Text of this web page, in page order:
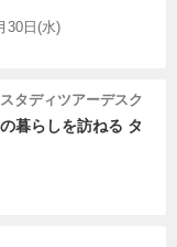
30日(水)
タディツアーデスク
暮らしを訪ねる タ